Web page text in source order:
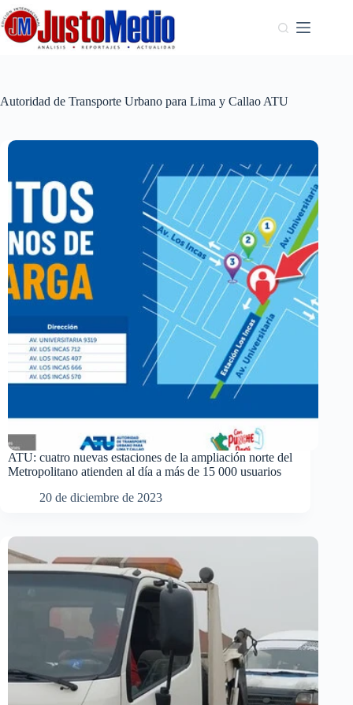
Saltar
al
contenido
Autoridad de Transporte Urbano para Lima y Callao ATU
ATU: cuatro nuevas estaciones de la ampliación norte del
Metropolitano atienden al día a más de 15 000 usuarios
20 de diciembre de 2023